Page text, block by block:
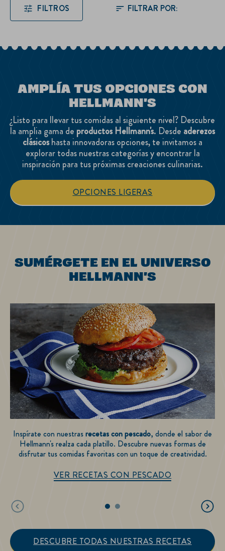
FILTROS
AMPLÍA TUS OPCIONES CON
HELLMANN'S
¿Listo para llevar tus comidas al siguiente nivel? Descubre
la amplia gama de productos Hellmann's. Desde aderezos
clásicoshasta innovadoras opciones, te invitamos a
explorar todas nuestras categorías y encontrar la
inspiración para tus próximas creaciones culinarias.
OPCIONES LIGERAS
SUMÉRGETE EN EL UNIVERSO
HELLMANN'S
Inspírate con nuestrasrecetas con pescado, donde el sabor de
Hellmann's realza cada platillo. Descubre nuevas formas de
disfrutar tus comidas favoritas con un toque de creatividad.
VER RECETAS CON PESCADO
DESCUBRE TODAS NUESTRAS RECETAS